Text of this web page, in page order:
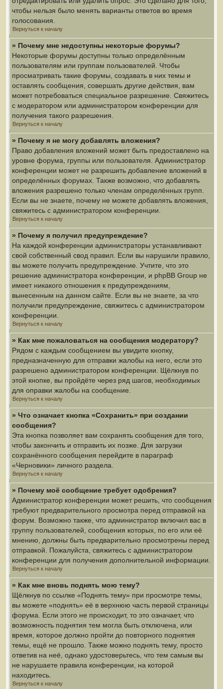
чтобы нельзя было менять варианты ответов во время
голосования.
Вернуться к началу
» Почему мне недоступны некоторые форумы?
Некоторые форумы доступны только определённым
пользователям или группам пользователей. Чтобы
просматривать такие форумы, создавать в них темы и
оставлять сообщения, совершать другие действия, вам
может потребоваться специальное разрешение. Свяжитесь
с модератором или администратором конференции для
получения такого разрешения.
Вернуться к началу
» Почему я не могу добавлять вложения?
Право добавления вложений может быть предоставлено на
уровне форума, группы или пользователя. Администратор
конференции может не разрешить добавление вложений в
определённых форумах. Также возможно, что добавлять
вложения разрешено только членам определённых групп.
Если вы не знаете, почему не можете добавлять вложения,
свяжитесь с администратором конференции.
Вернуться к началу
» Почему я получил предупреждение?
На каждой конференции администраторы устанавливают
свой собственный свод правил. Если вы нарушили правило,
вы можете получить предупреждение. Учтите, что это
решение администратора конференции, и phpBB Group не
имеет никакого отношения к предупреждениям,
вынесенным на данном сайте. Если вы не знаете, за что
получили предупреждение, свяжитесь с администратором
конференции.
Вернуться к началу
» Как мне пожаловаться на сообщения модератору?
Рядом с каждым сообщением вы увидите кнопку,
предназначенную для отправки жалобы на него, если это
разрешено администратором конференции. Щёлкнув по
этой кнопке, вы пройдёте через ряд шагов, необходимых
для оправки жалобы на сообщение.
Вернуться к началу
» Что означает кнопка «Сохранить» при создании
сообщения?
Эта кнопка позволяет вам сохранять сообщения для того,
чтобы закончить и отправить их позже. Для загрузки
сохранённого сообщения перейдите в параграф
«Черновики» личного раздела.
Вернуться к началу
» Почему моё сообщение требует одобрения?
Администратор конференции может решить, что сообщения
требуют предварительного просмотра перед отправкой на
форум. Возможно также, что администратор включил вас в
группу пользователей, сообщения которых, по его или её
мнению, должны быть предварительно просмотрены перед
отправкой. Пожалуйста, свяжитесь с администратором
конференции для получения дополнительной информации.
Вернуться к началу
» Как мне вновь поднять мою тему?
Щёлкнув по ссылке «Поднять тему» при просмотре темы,
вы можете «поднять» её в верхнюю часть первой страницы
форума. Если этого не происходит, то это означает, что
возможность поднятия тем могла быть отключена, или
время, которое должно пройти до повторного поднятия
темы, ещё не прошло. Также можно поднять тему, просто
ответив на неё, однако удостоверьтесь, что тем самым вы
не нарушаете правила конференции, на которой
находитесь.
Вернуться к началу